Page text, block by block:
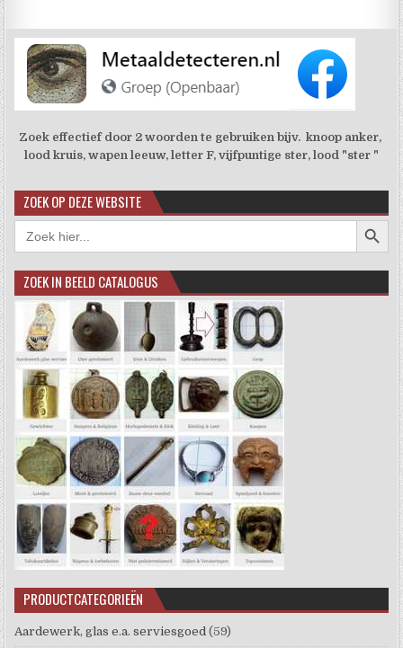
Zoek effectief door 2 woorden te gebruiken bijv. knoop anker,
lood kruis, wapen leeuw, letter F, vijfpuntige ster, lood "ster "
ZOEK OP DEZE WEBSITE
Zoek
naar:
ZOEK IN BEELD CATALOGUS
PRODUCTCATEGORIEËN
Aardewerk, glas e.a. serviesgoed (59)